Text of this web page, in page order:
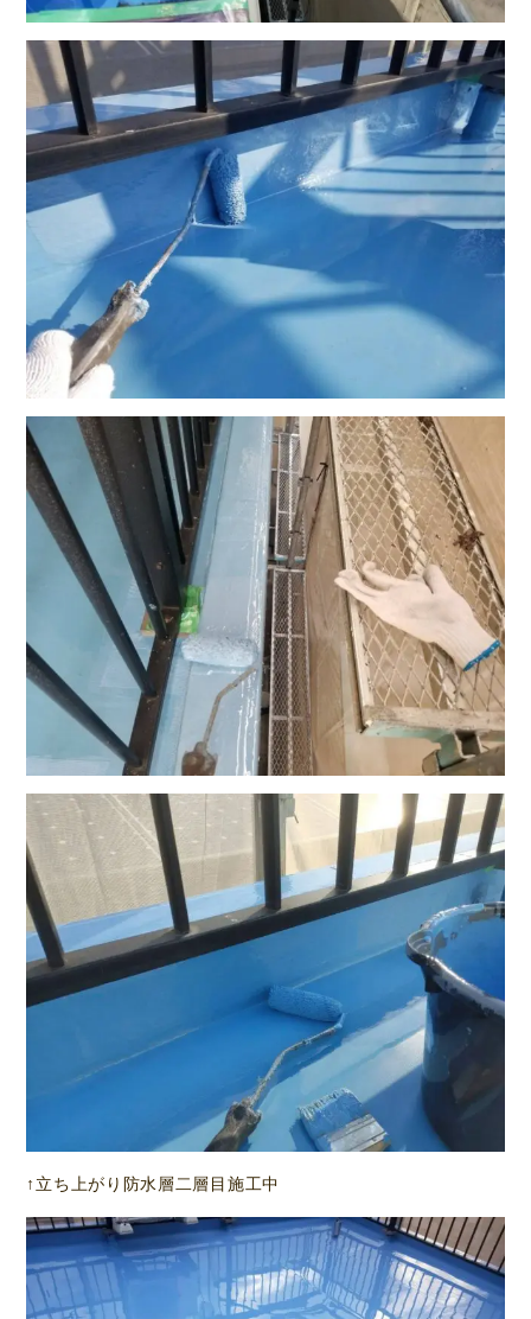
↑立ち上がり防水層二層目施工中